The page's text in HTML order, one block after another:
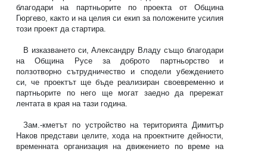
благодари на партньорите по проекта от Община
Гюргево, както и на целия си екип за положените усилия
този проект да стартира.
В изказването си, Александру Владу също благодари
на Община Русе за доброто партньорство и
ползотворно сътрудничество и сподели убеждението
си, че проектът ще бъде реализиран своевременно и
партньорите по него ще могат заедно да прережат
лентата в края на тази година.
Зам.-кметът по устройство на територията Димитър
Наков представи целите, хода на проектните дейности,
временната организация на движението по време на